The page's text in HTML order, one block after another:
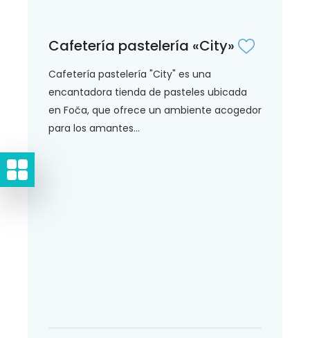
Cafetería pastelería «City»
Cafetería pastelería "City" es una
encantadora tienda de pasteles ubicada
en Foča, que ofrece un ambiente acogedor
para los amantes...